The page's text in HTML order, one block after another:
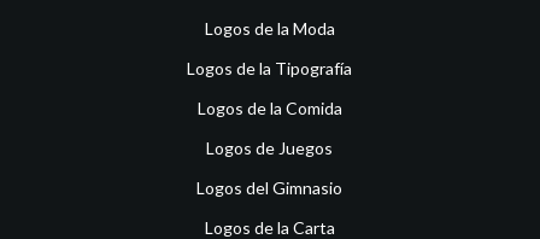
Logos de la Moda
Logos de la Tipografía
Logos de la Comida
Logos de Juegos
Logos del Gimnasio
Logos de la Carta